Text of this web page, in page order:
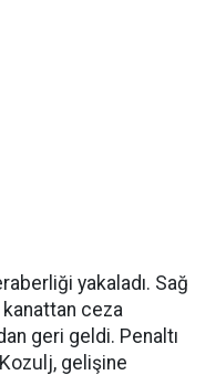
yakaladı. Sağ
kanattan ceza
geri geldi. Penaltı
gelişine